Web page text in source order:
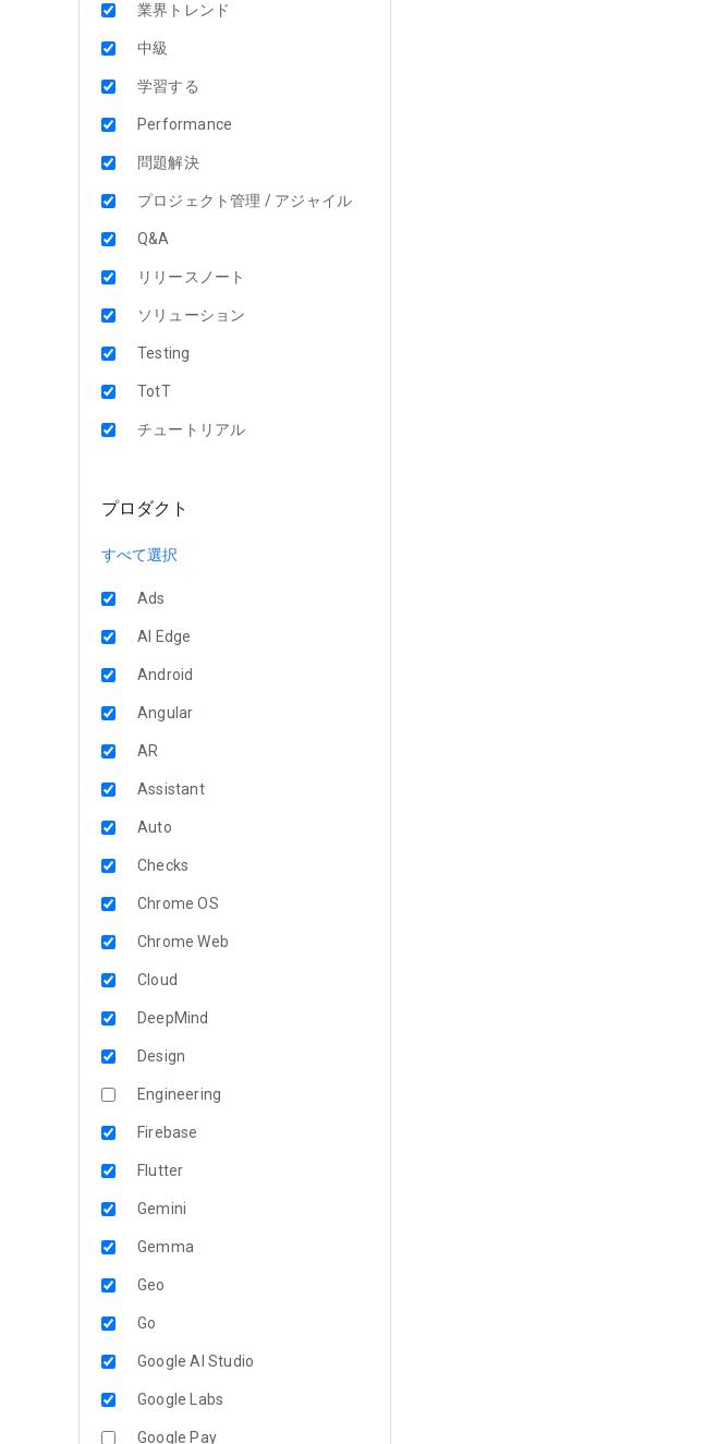
業界トレンド
中級
学習する
Performance
問題解決
プロジェクト管理 / アジャイル
Q&A
リリースノート
ソリューション
Testing
TotT
チュートリアル
プロダクト
すべて選択
Ads
AI Edge
Android
Angular
AR
Assistant
Auto
Checks
Chrome OS
Chrome Web
Cloud
DeepMind
Design
Engineering
Firebase
Flutter
Gemini
Gemma
Geo
Go
Google AI Studio
Google Labs
Google Pay